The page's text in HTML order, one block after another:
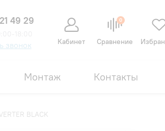
49 29
звонок Кабинет
0
Сравнение
Монтаж Контакты
BLACK